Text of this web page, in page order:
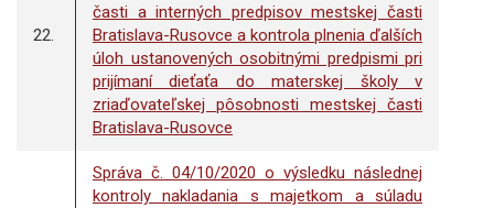
22.
časti a interných predpisov mestskej časti
Bratislava-Rusovce a kontrola plnenia ďalších
úloh ustanovených osobitnými predpismi pri
prijímaní dieťaťa do materskej školy v
zriaďovateľskej pôsobnosti mestskej časti
Bratislava-Rusovce
Správa č. 04/10/2020 o výsledku následnej
kontroly nakladania s majetkom a súladu